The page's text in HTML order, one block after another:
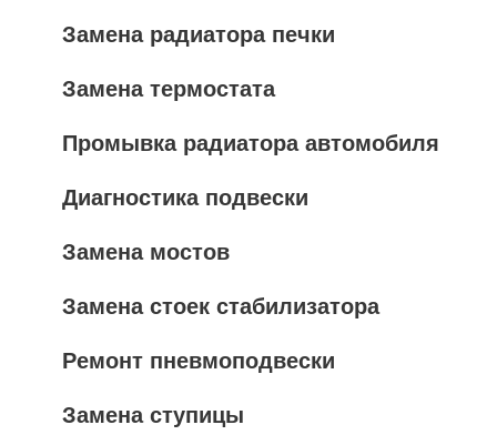
Замена радиатора печки
Замена термостата
Промывка радиатора автомобиля
Диагностика подвески
Замена мостов
Замена стоек стабилизатора
Ремонт пневмоподвески
Замена ступицы